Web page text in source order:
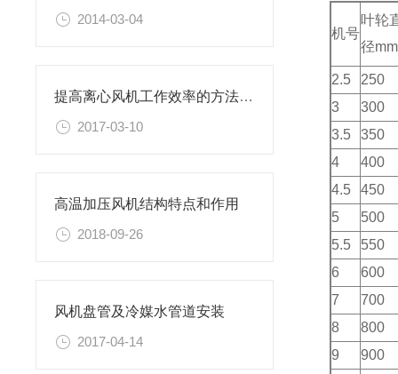
2014-03-04
提高离心风机工作效率的方法有哪些
2017-03-10
高温加压风机结构特点和作用
2018-09-26
风机盘管及冷媒水管道安装
2017-04-14
机号
叶轮
径mm
2.5
250
3
300
3.5
350
4
400
4.5
450
5
500
5.5
550
6
600
7
700
8
800
9
900